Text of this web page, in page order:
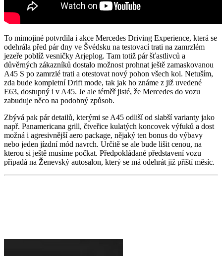
To mimojiné potvrdila i akce Mercedes Driving Experience, která se
odehrála před pár dny ve Švédsku na testovací trati na zamrzlém
jezeře poblíž vesničky Arjeplog. Tam totiž pár šťastlivců a
důvěrných zákazníků dostalo možnost prohnat ještě zamaskovanou
A45 S po zamrzlé trati a otestovat nový pohon všech kol. Netuším,
zda bude kompletní Drift mode, tak jak ho známe z již uvedené
E63, dostupný i v A45. Je ale téměř jisté, že Mercedes do vozu
zabuduje něco na podobný způsob.
Zbývá pak pár detailů, kterými se A45 odliší od slabší varianty jako
např. Panamericana grill, čtveřice kulatých koncovek výfuků a dost
možná i agresivnější aero package, nějaký ten bonus do výbavy
nebo jeden jízdní mód navrch. Určitě se ale bude lišit cenou, na
kterou si ještě musíme počkat. Předpokládané představení vozu
připadá na Ženevský autosalon, který se má odehrát již příští měsíc.